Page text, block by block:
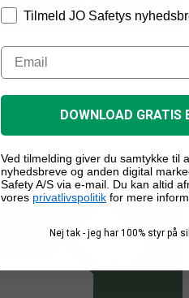
Tilmeld JO Safetys
DOWNLOAD GRATIS
Ved tilmelding giver du samtykke til
nyhedsbreve og anden digital
Safety A/S via e-mail. Du kan altid
vores privatlivspolitik for mere
Nej tak - jeg har 100% styr på